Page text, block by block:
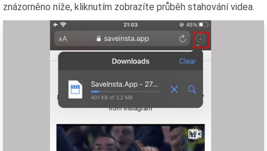
znázorněno níže, kliknutím zobrazíte průběh stahování videa.